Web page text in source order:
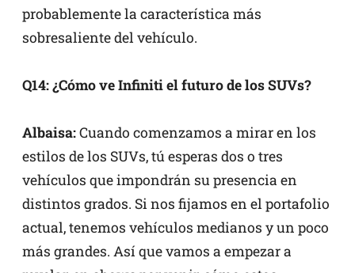
probablemente la característica más
sobresaliente del vehículo.
Q14: ¿Cómo ve Infiniti el futuro de los SUVs?
Albaisa:Cuando comenzamos a mirar en los
estilos de los SUVs, tú esperas dos o tres
vehículos que impondrán su presencia en
distintos grados. Si nos fijamos en el portafolio
actual, tenemos vehículos medianos y un poco
más grandes. Así que vamos a empezar a